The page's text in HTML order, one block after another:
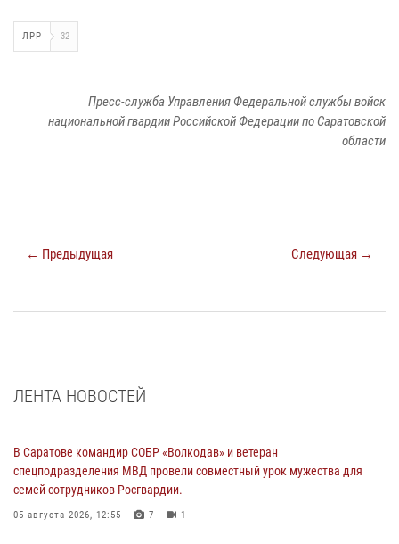
ЛРР 32
Пресс-служба Управления Федеральной службы войск
национальной гвардии Российской Федерации по Саратовской
области
← Предыдущая Следующая →
ЛЕНТА НОВОСТЕЙ
В Саратове командир СОБР «Волкодав» и ветеран
спецподразделения МВД провели совместный урок мужества для
семей сотрудников Росгвардии.
05 августа 2026, 12:55 7 1